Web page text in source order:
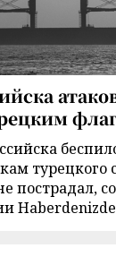
турецкого
пострадал,